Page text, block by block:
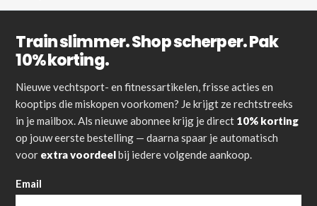
Train slimmer. Shop scherper. Pak
10% korting.
Nieuwe vechtsport- en fitnessartikelen, frisse acties en
kooptips die miskopen voorkomen? Je krijgt ze rechtstreeks
in je mailbox. Als nieuwe abonnee krijg je direct 10% korting
op jouw eerste bestelling — daarna spaar je automatisch
voor extra voordeelbij iedere volgende aankoop.
Email